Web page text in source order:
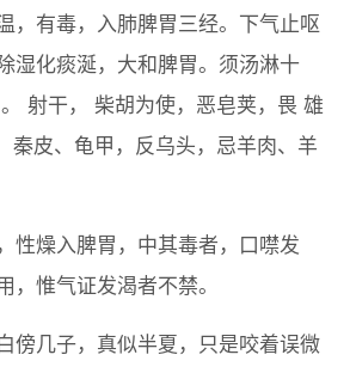
，有毒，入肺脾胃三经。下气止呕
湿化痰涎，大和脾胃。须汤淋十
射干， 柴胡为使，恶皂荚，畏 雄
秦皮、龟甲，反乌头，忌羊肉、羊
性燥入脾胃，中其毒者，口噤发
，惟气证发渴者不禁。
傍几子，真似半夏，只是咬着误微